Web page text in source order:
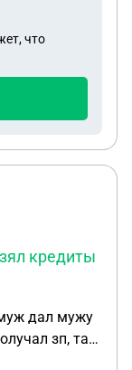
что
кредиты
дал мужу
зп, так
пол года